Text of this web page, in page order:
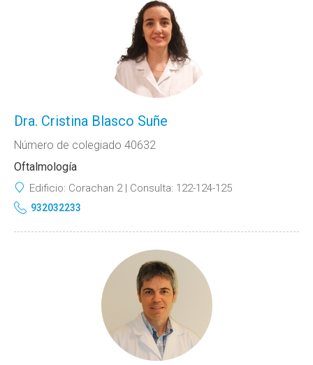
Dra. Cristina Blasco Suñe
Número de colegiado 40632
Oftalmología
Edificio: Corachan 2 Consulta: 122-124-125
932032233